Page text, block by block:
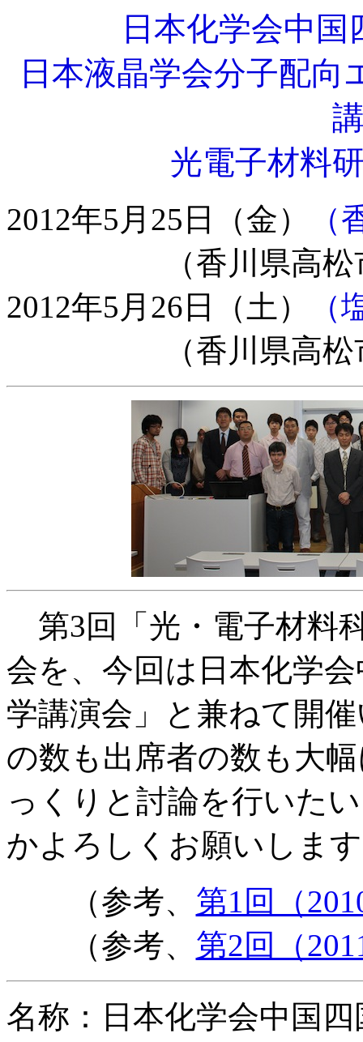
日本化学会中
日本液晶学会分子配
光電子材料
2012年5月25日（金）
（香川県高
2012年5月26日（土）
（香川県高
第3回「光・電子材料
会を、今回は日本化学
学講演会」と兼ねて開
の数も出席者の数も大
っくりと討論を行いた
かよろしくお願いしま
（参考、 第1回（
（参考、 第2回（
名称：日本化学会中国